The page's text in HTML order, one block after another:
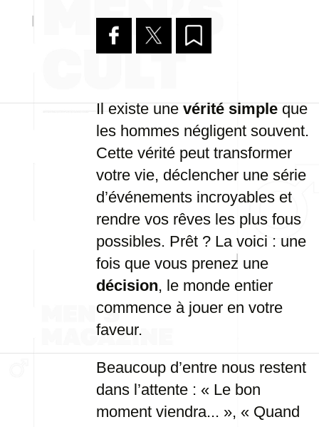
Il existe unevérité simpleque
les hommes négligent souvent.
Cette vérité peut transformer
votre vie, déclencher une série
d’événements incroyables et
rendre vos rêves les plus fous
possibles. Prêt ? La voici : une
fois que vous prenez une
décision, le monde entier
commence à jouer en votre
faveur.
Beaucoup d’entre nous restent
dans l’attente : « Le bon
moment viendra... », « Quand